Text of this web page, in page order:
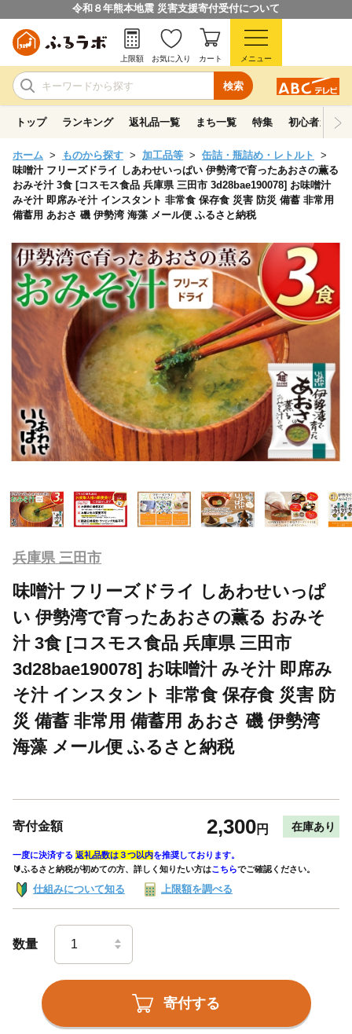
令和８年熊本地震 災害支援寄付受付について
検索
上限額 お気に入り カート メニュー
トップ ランキング 返礼品一覧 まち一覧 特集 初心者ガイド
ホーム ものから探す 加工品等
缶詰・瓶詰め・レトルト
味噌汁 フリーズドライ しあわせいっぱい 伊勢湾で育ったあおさの薫る
おみそ汁 3食 [コスモス食品 兵庫県 三田市 3d28bae190078] お味噌汁
みそ汁 即席みそ汁 インスタント 非常食 保存食 災害 防災 備蓄 非常用
備蓄用 あおさ 磯 伊勢湾 海藻 メール便 ふるさと納税
兵庫県 三田市
味噌汁 フリーズドライ しあわせいっぱ
い 伊勢湾で育ったあおさの薫る おみそ
汁 3食 [コスモス食品 兵庫県 三田市
3d28bae190078] お味噌汁 みそ汁 即席み
そ汁 インスタント 非常食 保存食 災害 防
災 備蓄 非常用 備蓄用 あおさ 磯 伊勢湾
海藻 メール便 ふるさと納税
寄付金額 2,300円 在庫あり
一度に決済する 返礼品数は３つ以内を推奨しております。
🔰ふるさと納税が初めての方、詳しく知りたい方はこちらでご確認ください。
仕組みについて知る 上限額を調べる
数量
寄付する